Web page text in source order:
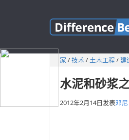
家 /技术/ 土木工程/建
水泥和砂浆
2012年2月14日发表邓尼